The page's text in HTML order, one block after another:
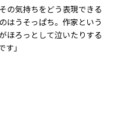
の気持ちをどう表現できる
はうそっぱち。作家という
ほろっとして泣いたりする
」